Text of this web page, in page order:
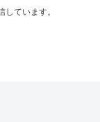
ています。